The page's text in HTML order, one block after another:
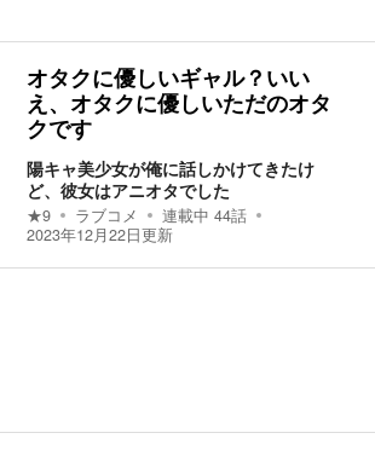
オタクに優しいギャル？いい
え、オタクに優しいただのオタ
クです
陽キャ美少女が俺に話しかけてきたけ
ど、彼女はアニオタでした
★9 ラブコメ 連載中 44話
2023年12月22日更新